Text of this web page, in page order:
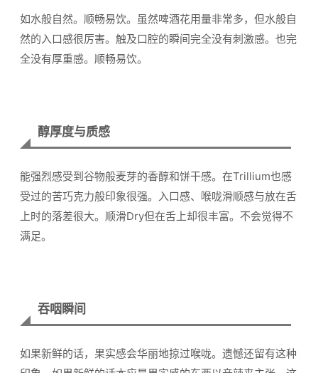
如水般自然。顺畅易饮。虽然啤酒花用量非常多，但水般自
然的入口感很厉害。触及口腔的瞬间完全没有刺激感。也完
全没有厚重感。顺畅易饮。
醇厚度与质感
能强烈感受到谷物般麦芽的香醇和饼干感。在Trillium也感
受过的苦巧克力般印象很强。入口感、喉咙滑顺感与放在舌
上时的落差很大。顺滑Dry但在舌上却很丰富。不会觉得不
满足。
吞咽瞬间
如果新鲜的话，果实感会华丽地掠过喉咙。遗憾还留有这种